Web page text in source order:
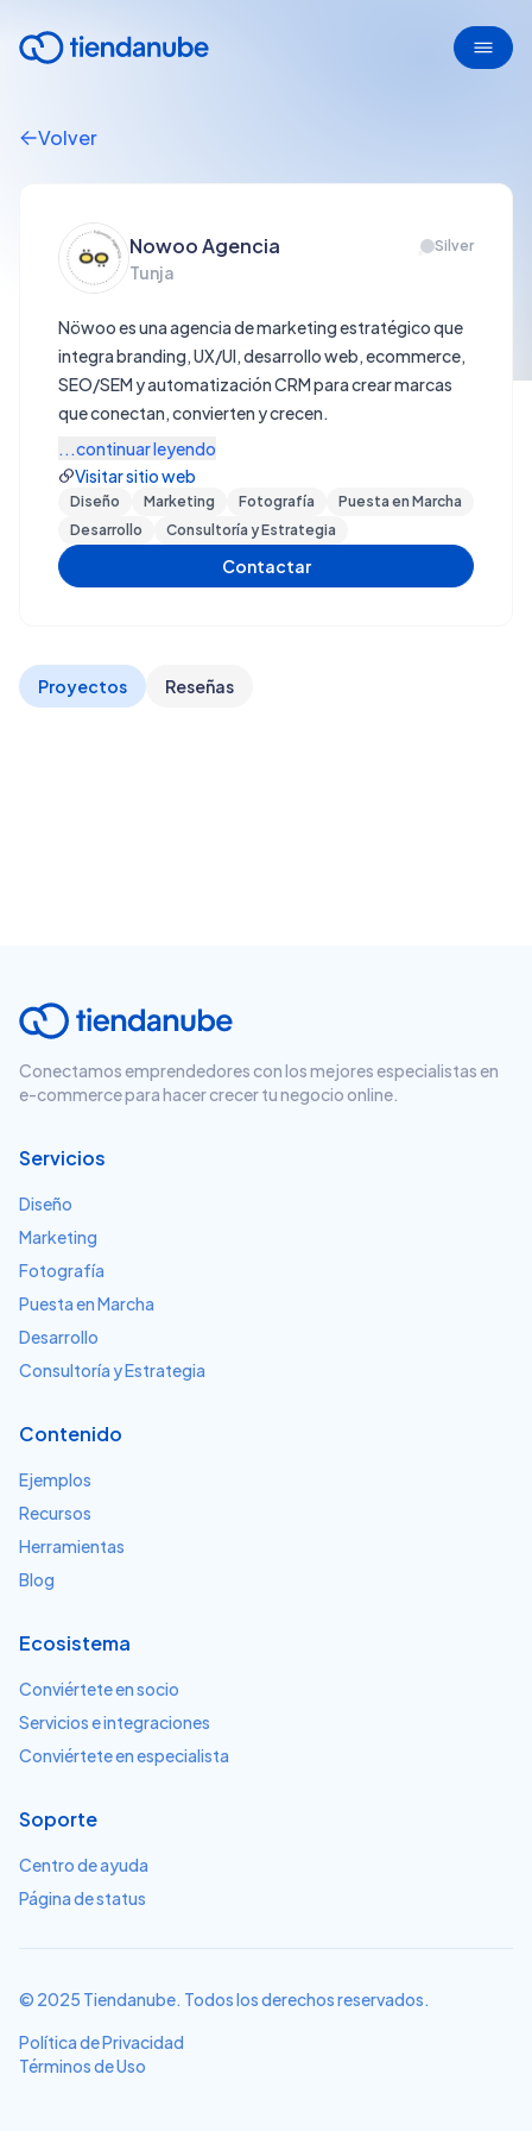
Volver
Nowoo Agencia Silver
Tunja
Nöwoo es una agencia de marketing estratégico que
integra branding, UX/UI, desarrollo web, ecommerce,
SEO/SEM y automatización CRM para crear marcas
que conectan, convierten y crecen.
...continuar leyendo
Visitar sitio web
Diseño Marketing Fotografía
Puesta en Marcha
Desarrollo
Consultoría y Estrategia
Contactar
Proyectos Reseñas
Conectamos emprendedores con los mejores especialistas en
e-commerce para hacer crecer tu negocio online.
Servicios
Diseño
Marketing
Fotografía
Puesta en Marcha
Desarrollo
Consultoría y Estrategia
Contenido
Ejemplos
Recursos
Herramientas
Blog
Ecosistema
Conviértete en socio
Servicios e integraciones
Conviértete en especialista
Soporte
Centro de ayuda
Página de status
© 2025 Tiendanube. Todos los derechos reservados.
Política de Privacidad
Términos de Uso